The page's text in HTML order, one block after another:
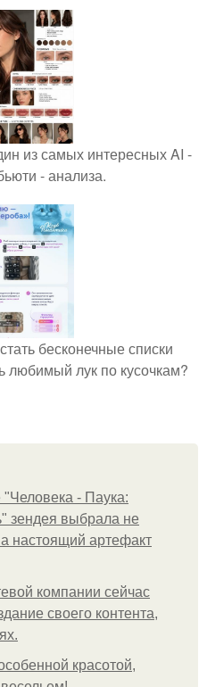
из самых интересных AI -
- анализа.
бесконечные списки
любимый лук по кусочкам?
- Паука:
зендея выбрала не
настоящий артефакт
компании сейчас
своего контента,
красотой,